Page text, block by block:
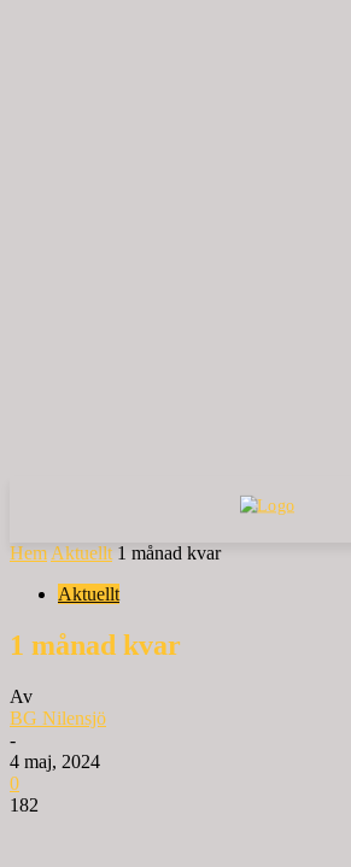
Hem Aktuellt 1 månad kvar
Aktuellt
1 månad kvar
Av
BG Nilensjö
-
4 maj, 2024
0
182